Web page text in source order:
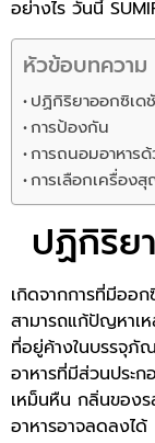
อย่างไร วันนี้
หัวข้อบทความ
ปฏิกิริยาออกซิเด
การป้องกัน
การถนอมอาหา
การเลือกเครื่อง
ปฏิกิริย
เกิดจากการที่มีออ
สามารถแก้ปัญหาเห
ที่อยู่ค้างในบรรจุภั
อาหารที่มีส่วนประก
เหม็นหืน กลิ่นของร
อาหารอาจลดลงได้